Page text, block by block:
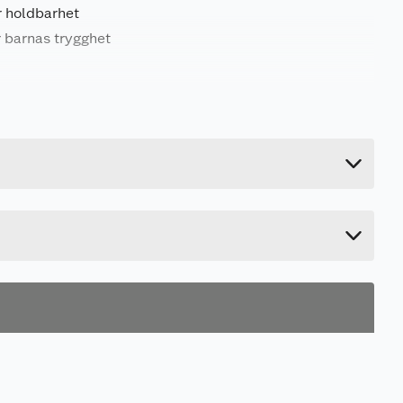
holdbarhet
barnas trygghet